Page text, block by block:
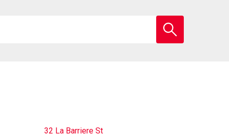
32 La Barriere St